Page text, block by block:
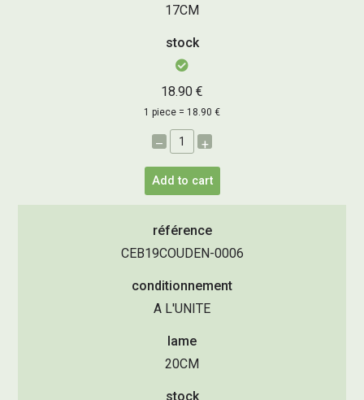
17CM
stock
18.90 €
1 piece = 18.90 €
– +
Add to cart
référence
CEB19COUDEN-0006
conditionnement
A L'UNITE
lame
20CM
stock